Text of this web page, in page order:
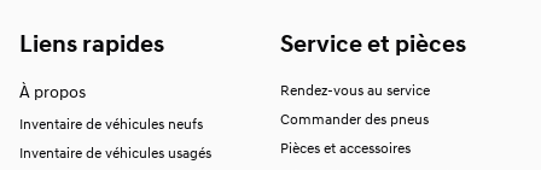
Liens rapides
À propos
Inventaire de véhicules neufs
Inventaire de véhicules usagés
Service et pièces
Rendez-vous au service
Commander des pneus
Pièces et accessoires